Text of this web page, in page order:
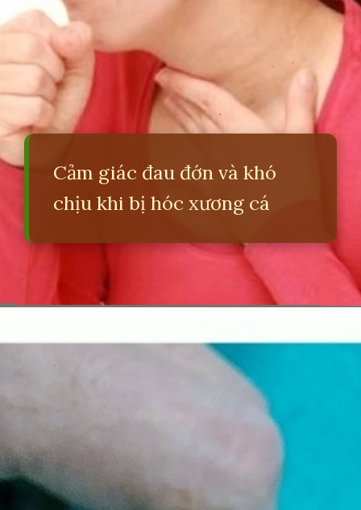
Cảm giác đau đớn và khó
chịu khi bị hóc xương cá